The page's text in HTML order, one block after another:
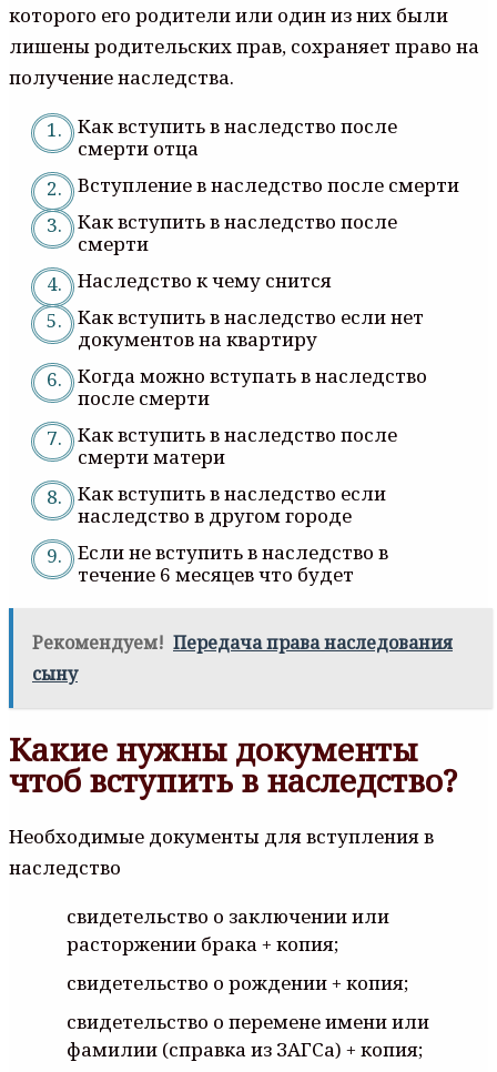
которого его родители или один из них были
лишены родительских прав, сохраняет право на
получение наследства.
Как вступить в наследство после
смерти отца
Вступление в наследство после смерти
Как вступить в наследство после
смерти
Наследство к чему снится
Как вступить в наследство если нет
документов на квартиру
Когда можно вступать в наследство
после смерти
Как вступить в наследство после
смерти матери
Как вступить в наследство если
наследство в другом городе
Если не вступить в наследство в
течение 6 месяцев что будет
Рекомендуем! Передача права наследования
сыну
Какие нужны документы
чтоб вступить в наследство?
Необходимые документы для вступления в
наследство
свидетельство о заключении или
расторжении брака + копия;
свидетельство о рождении + копия;
свидетельство о перемене имени или
фамилии (справка из ЗАГСа) + копия;